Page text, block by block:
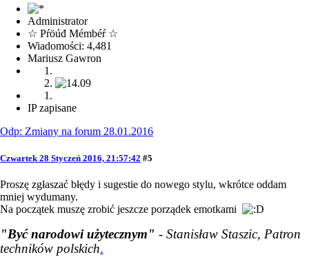
Administrator
☆ Pŕöúđ Mémbéŕ ☆
Wiadomości: 4,481
Mariusz Gawron
IP zapisane
Odp: Zmiany na forum 28.01.2016
Czwartek 28 Styczeń 2016, 21:57:42 #5
Proszę zgłaszać błędy i sugestie do nowego stylu, wkrótce oddam
mniej wydumany.
Na początek muszę zrobić jeszcze porządek emotkami
"Być narodowi użytecznym" - Stanisław Staszic, Patron
techników polskich.